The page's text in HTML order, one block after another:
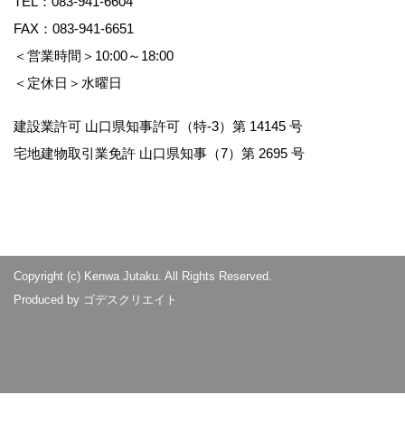
FAX：083-941-6651
＜営業時間＞10:00～18:00
＜定休日＞水曜日
建設業許可 山口県知事許可（特-3）第 14145 号
宅地建物取引業免許 山口県知事（7）第 2695 号
Copyright (c) Kenwa Jutaku. All Rights Reserved.
Produced by ゴデスクリエイト